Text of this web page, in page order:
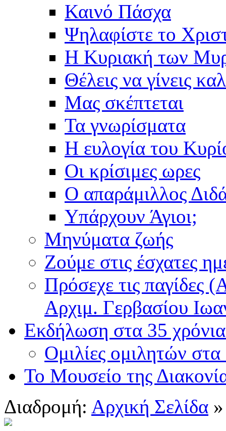
Καινό Πάσχα
Ψηλαφίστε το
Η Κυριακή των
Θέλεις να γίνεις
Μας σκέπτεται
Τα γνωρίσματα
Η ευλογία του
Οι κρίσιμες ωρες
Ο απαράμιλλος
Υπάρχουν Άγιοι;
Μηνύματα ζωής
Ζούμε στις έσχατες
Πρόσεχε τις παγίδες
Αρχιμ. Γερβασίου
Εκδήλωση στα 35 χρόνια
Ομιλίες ομιλητών
Το Μουσείο της
Διαδρομή: Αρχική Σελίδα